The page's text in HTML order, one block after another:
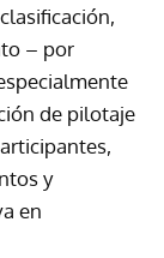
– por
de pilotaje
y
en